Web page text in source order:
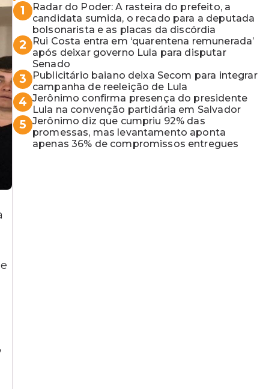
1
Radar do Poder: A rasteira do prefeito, a
candidata sumida, o recado para a deputada
bolsonarista e as placas da discórdia
2
Rui Costa entra em ‘quarentena remunerada’
após deixar governo Lula para disputar
Senado
3
Publicitário baiano deixa Secom para integrar
campanha de reeleição de Lula
4 Jerônimo confirma presença do presidente
Lula na convenção partidária em Salvador
5 Jerônimo diz que cumpriu 92% das
promessas, mas levantamento aponta
apenas 36% de compromissos entregues